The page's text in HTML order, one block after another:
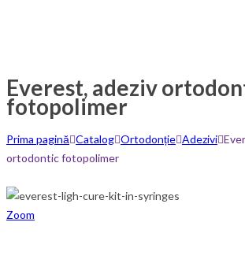
Everest, adeziv
fotopolimer
Prima pagină Catalog Ortodonție Adezivi
ortodontic fotopolimer
Zoom